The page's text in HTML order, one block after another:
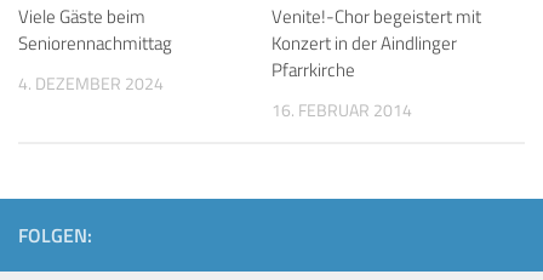
Viele Gäste beim
Seniorennachmittag
4. DEZEMBER 2024
Venite!-Chor begeistert mit
Konzert in der Aindlinger
Pfarrkirche
16. FEBRUAR 2014
FOLGEN: